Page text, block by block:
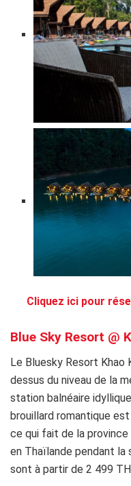
Cliquez ici pour
Blue Sky Resort @
Le Bluesky Resort
dessus du niveau de la
station balnéaire
brouillard romantique
ce qui fait de la province
en Thaïlande pendant la
sont à partir de 2 499